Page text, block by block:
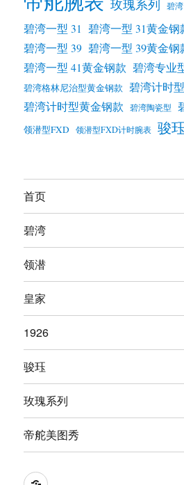
玫瑰系列 碧湾
碧湾一型 31 碧湾一型 31黄金钢
碧湾一型 39 碧湾一型 39黄金钢
碧湾一型 41黄金钢款 碧湾专业
碧湾格林尼治型黄金钢款 碧湾计时型
碧湾计时型黄金钢款 碧湾陶瓷型
领潜型FXD 领潜型FXD计时腕表 骏
首页
碧湾
领潜
皇家
1926
骏珏
玫瑰系列
帝舵美图秀
Tying